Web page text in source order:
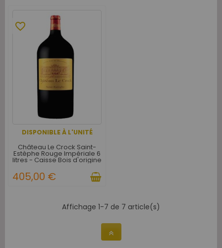
DISPONIBLE À L'UNITÉ
favorite_border
Château Le Crock Saint-
Estèphe Rouge Impériale 6
litres - Caisse Bois d'origine
405,00 €
Affichage 1-7 de 7 article(s)